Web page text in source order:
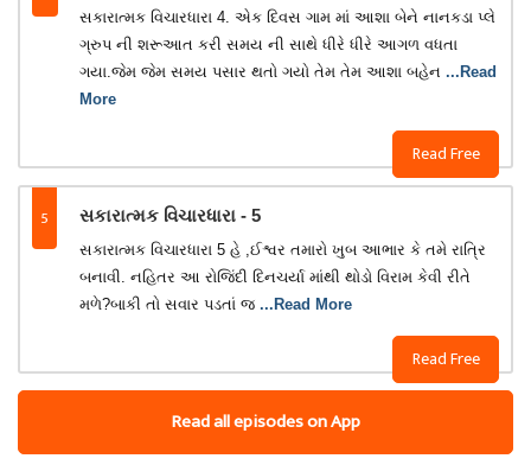
Read Free
સકારાત્મક વિચારધારા 4. એક દિવસ ગામ માં આશા બેને નાનકડા પ્લે
ગ્રુપ ની શરૂઆત કરી સમય ની સાથે ધીરે ધીરે આગળ વધતા
ગયા.જેમ જેમ સમય પસાર થતો ગયો તેમ તેમ આશા બહેન ...Read
More
5 સકારાત્મક વિચારધારા - 5
Read Free
સકારાત્મક વિચારધારા 5 હે ,ઈશ્વર તમારો ખુબ આભાર કે તમે રાત્રિ
બનાવી. નહિતર આ રોજિંદી દિનચર્યા માંથી થોડો વિરામ કેવી રીતે
મળે?બાકી તો સવાર પડતાં જ ...Read More
Read all episodes on App